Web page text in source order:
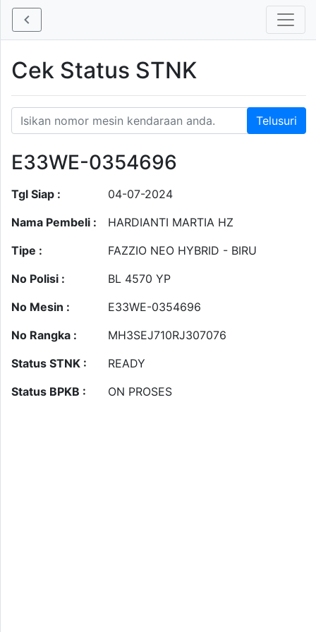
Cek Status STNK
E33WE-0354696
Tgl Siap :
04-07-2024
Nama Pembeli :
HARDIANTI MARTIA HZ
Tipe :
FAZZIO NEO HYBRID - BIRU
No Polisi :
BL 4570 YP
No Mesin :
E33WE-0354696
No Rangka :
MH3SEJ710RJ307076
Status STNK :
READY
Status BPKB :
ON PROSES